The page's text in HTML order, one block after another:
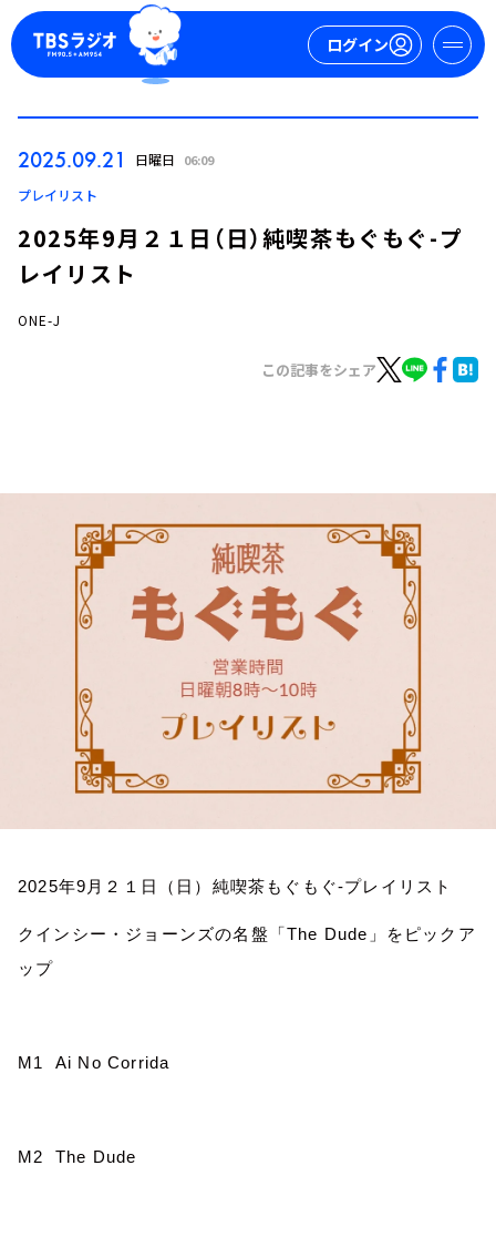
ログイン
イベント・グッズ
YouTube
会社情報
2025.09.21 日曜日 06:09
プレイリスト
2025年9月２１日（日）純喫茶もぐもぐ-プ
レイリスト
ONE-J
この記事をシェア
2025年9 月２１日（日）純喫茶もぐもぐ-プレイリスト
クインシー・ジョーンズの名盤「The Dude 」をピックア
ップ
M1 Ai No Corrida
M2 The Dude